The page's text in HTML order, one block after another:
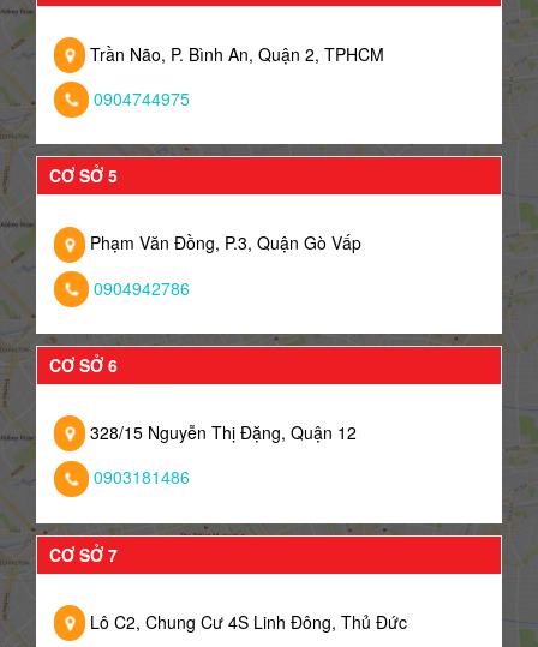
Trần Não, P. Bình An, Quận 2, TPHCM
0904744975
CƠ SỞ 5
Phạm Văn Đồng, P.3, Quận Gò Vấp
0904942786
CƠ SỞ 6
328/15 Nguyễn Thị Đặng, Quận 12
0903181486
CƠ SỞ 7
Lô C2, Chung Cư 4S Linh Đông, Thủ Đức